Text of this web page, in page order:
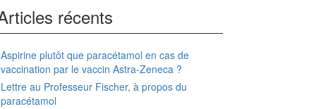
récents
Aspirine plutôt que paracétamol en cas de
vaccination par le vaccin Astra-Zeneca ?
Lettre au Professeur Fischer, à propos du
paracétamol